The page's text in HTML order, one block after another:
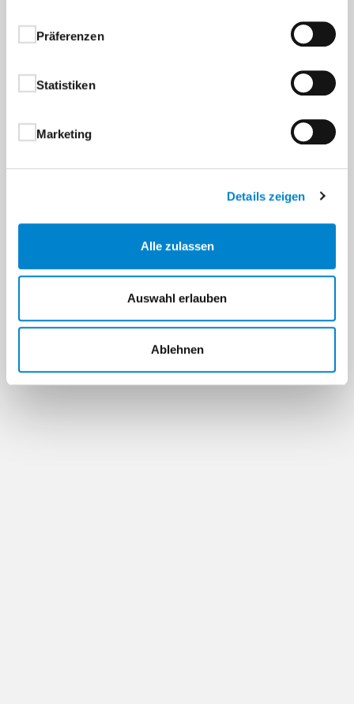
Präferenzen
Statistiken
Marketing
Details zeigen
Alle zulassen
Auswahl erlauben
Ablehnen